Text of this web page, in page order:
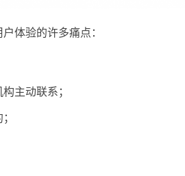
体验的许多痛点：
主动联系；